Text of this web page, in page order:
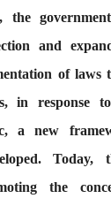
the
and
of laws
in response
a new
the